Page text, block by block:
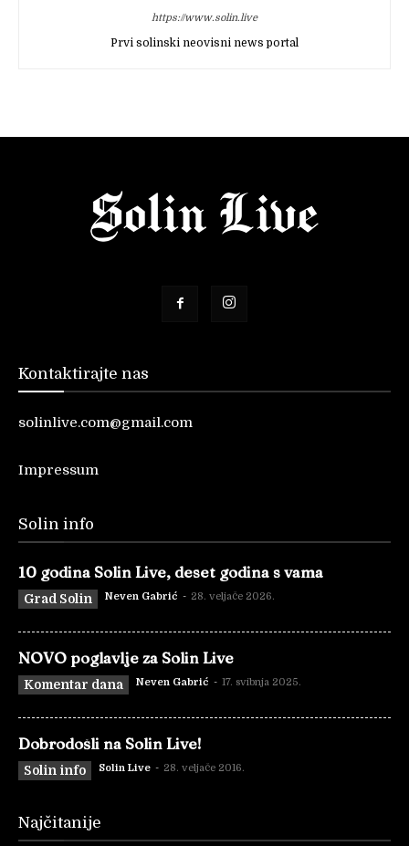
https://www.solin.live
Prvi solinski neovisni news portal
Kontaktirajte nas
solinlive.com@gmail.com
Impressum
Solin info
10 godina Solin Live, deset godina s vama
Grad Solin Neven Gabrić - 28. veljače 2026.
NOVO poglavlje za Solin Live
Komentar dana Neven Gabrić - 17. svibnja 2025.
Dobrodošli na Solin Live!
Solin info Solin Live - 28. veljače 2016.
Najčitanije